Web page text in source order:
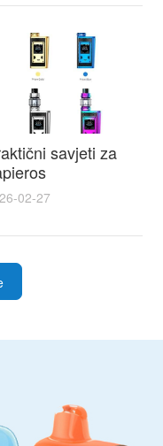
savjeti za
i lista
tekućine za e
za početnike
02-27